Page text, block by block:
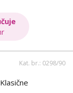
Kat. br.: 0298/90
Klasične